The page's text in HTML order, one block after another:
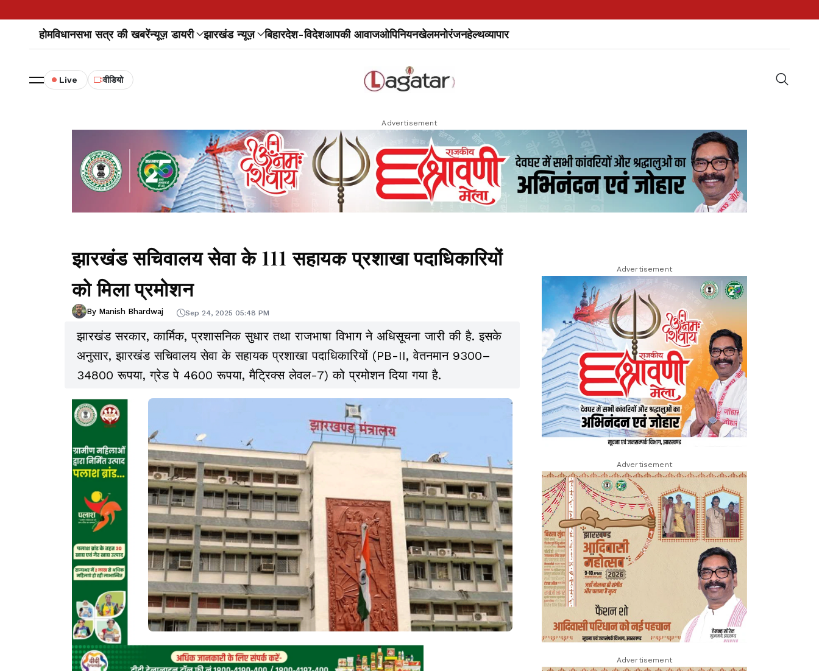
होमविधानसभा सत्र की खबरेंन्यूज़ डायरी झारखंड न्यूज़ बिहारदेश-विदेशआपकी आवाजओपिनियनखेलमनोरंजनहेल्थव्यापार
Live वीडियो
Advertisement
झारखंड सचिवालय सेवा के 111 सहायक प्रशाखा पदाधिकारियों
को मिला प्रमोशन
By Manish Bhardwaj Sep 24, 2025 05:48 PM
झारखंड सरकार, कार्मिक, प्रशासनिक सुधार तथा राजभाषा विभाग ने अधिसूचना जारी की है. इसके
अनुसार, झारखंड सचिवालय सेवा के सहायक प्रशाखा पदाधिकारियों (PB-II, वेतनमान 9300–
34800 रूपया, ग्रेड पे 4600 रूपया, मैट्रिक्स लेवल-7) को प्रमोशन दिया गया है.
Advertisement
Advertisement
Advertisement